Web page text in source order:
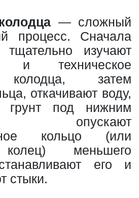
— сложный
процесс. Сначала
тщательно изучают
и техническое
колодца, затем
откачивают воду,
грунт под нижним
опускают
кольцо (или
колец) меньшего
его и
стыки.